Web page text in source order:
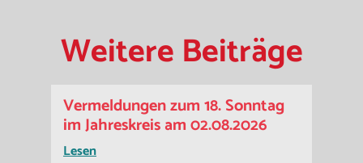
Weitere Beiträge
Vermeldungen zum 18. Sonntag
im Jahreskreis am 02.08.2026
Lesen